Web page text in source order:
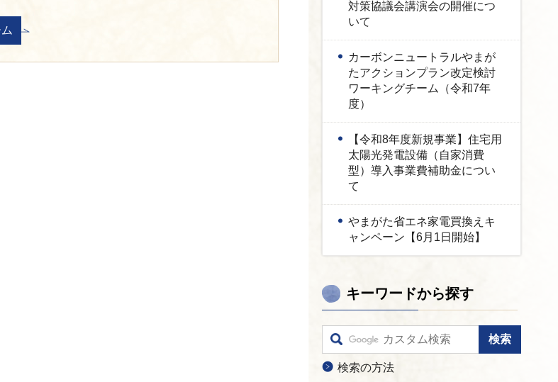
対策協議会講演会の開催につ
いて
カーボンニュートラルやまが
たアクションプラン改定検討
ワーキングチーム（令和7年
度）
【令和8年度新規事業】住宅用
太陽光発電設備（自家消費
型）導入事業費補助金につい
て
やまがた省エネ家電買換えキ
ャンペーン【6月1日開始】
キーワードから探す
検索の方法